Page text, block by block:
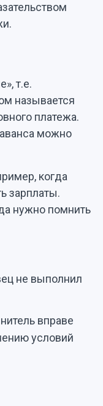
т.е.
называется
платежа.
можно
когда
зарплаты.
нужно помнить
не выполнил
вправе
условий